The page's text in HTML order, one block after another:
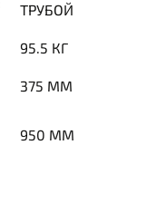
ТРУБОЙ
95.5 КГ
375 ММ
950 ММ